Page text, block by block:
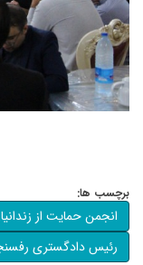
برچسب ها:
انجمن حمایت از
رئیس دادگستری